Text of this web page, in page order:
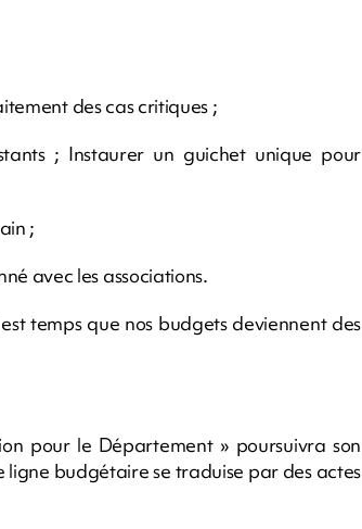
des cas critiques ;
; Instaurer un guichet unique pour
;
avec les associations.
temps que nos budgets deviennent des
pour le Département » poursuivra son
budgétaire se traduise par des actes